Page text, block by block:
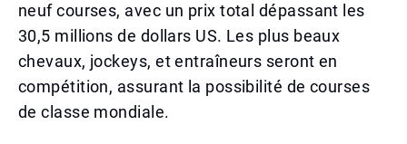
neuf courses, avec un prix total dépassant les
30,5 millions de dollars US. Les plus beaux
chevaux, jockeys, et entraîneurs seront en
compétition, assurant la possibilité de courses
de classe mondiale.